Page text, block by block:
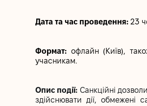
Дата та час проведення:23
Формат: офлайн (Київ),
учасникам.
Опис події: Санкційні
здійснювати дії, обмежені